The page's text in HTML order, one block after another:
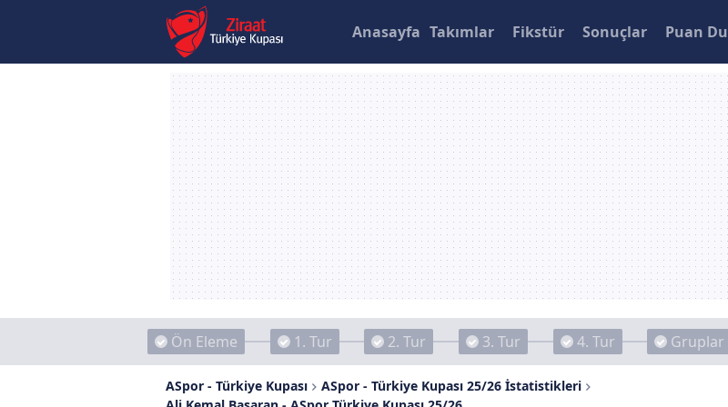
Anasayfa Takımlar Fikstür Sonuçlar Puan
Ön Eleme 1. Tur 2. Tur 3. Tur 4. Tur Gruplar
ASpor - Türkiye Kupası
ASpor - Türkiye Kupası 25/26 İstatistikleri